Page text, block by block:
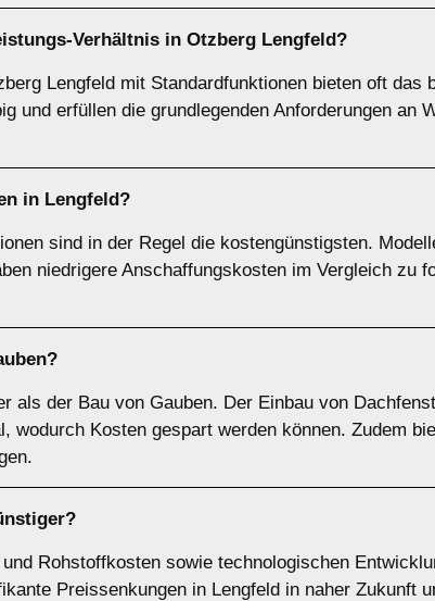
Verhältnis in Otzberg Lengfeld?
Lengfeld mit Standardfunktionen bieten oft das
und erfüllen die grundlegenden Anforderungen an
in Lengfeld?
sind in der Regel die kostengünstigsten.
niedrigere Anschaffungskosten im Vergleich zu
als der Bau von Gauben. Der Einbau von
wodurch Kosten gespart werden können. Zudem
Rohstoffkosten sowie technologischen
Preissenkungen in Lengfeld in naher Zukunft